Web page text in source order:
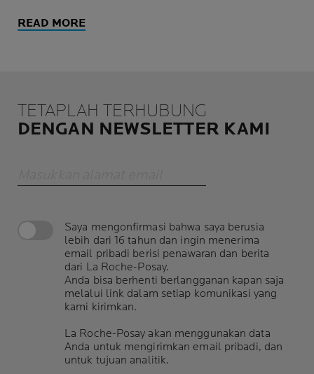
READ MORE
TETAPLAH TERHUBUNG
DENGAN NEWSLETTER KAMI
Saya mengonfirmasi bahwa saya berusia
lebih dari 16 tahun dan ingin menerima
email pribadi berisi penawaran dan berita
dari La Roche-Posay.
Anda bisa berhenti berlangganan kapan saja
melalui link dalam setiap komunikasi yang
kami kirimkan.
La Roche-Posay akan menggunakan data
Anda untuk mengirimkan email pribadi, dan
untuk tujuan analitik.